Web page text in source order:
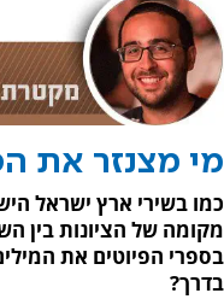
מי מצנזר את
כמו בשירי ארץ ישראל
מקומה של הציונות בין
בספרי הפיוטים את
בדרך?